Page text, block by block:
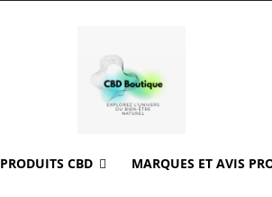
PRODUITS CBD MARQUES ET AVIS